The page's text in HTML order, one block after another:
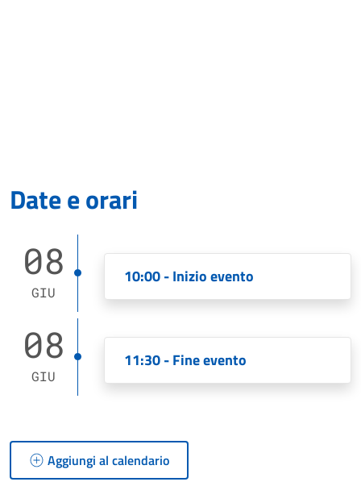
Date e orari
08
GIU
10:00 - Inizio evento
08
GIU
11:30 - Fine evento
Aggiungi al calendario